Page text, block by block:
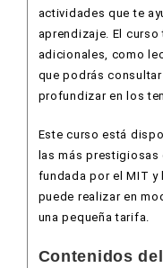
actividades que te
aprendizaje. El
adicionales, como
que podrás
profundizar en los
Este curso está
las más prestigiosas
fundada por el MIT y
puede realizar en
una pequeña tarifa.
Contenidos